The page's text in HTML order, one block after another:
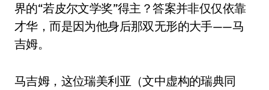
界的“若皮尔文学奖”得主？答案并非仅仅依靠
才华，而是因为他身后那双无形的大手——马
吉姆。
马吉姆，这位瑞美利亚（文中虚构的瑞典同